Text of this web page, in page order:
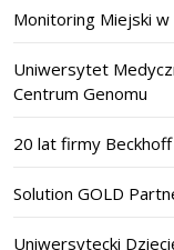
Monitoring Miejski w
Uniwersytet
Centrum Genomu
20 lat firmy
Solution GOLD
Uniwersytecki